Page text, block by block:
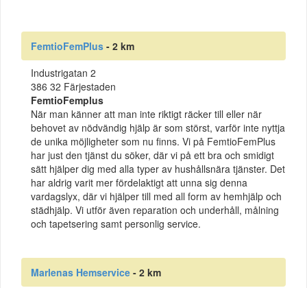
FemtioFemPlus - 2 km
Industrigatan 2
386 32 Färjestaden
FemtioFemplus
När man känner att man inte riktigt räcker till eller när
behovet av nödvändig hjälp är som störst, varför inte nyttja
de unika möjligheter som nu finns. Vi på FemtioFemPlus
har just den tjänst du söker, där vi på ett bra och smidigt
sätt hjälper dig med alla typer av hushållsnära tjänster. Det
har aldrig varit mer fördelaktigt att unna sig denna
vardagslyx, där vi hjälper till med all form av hemhjälp och
städhjälp. Vi utför även reparation och underhåll, målning
och tapetsering samt personlig service.
Marlenas Hemservice - 2 km